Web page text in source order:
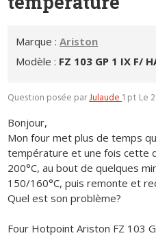
Marque :Ariston
Modèle : FZ 103 GP 1 IX F/
Question posée parJulaude1 pt Le
Bonjour,
Mon four met plus de temps
température et une fois cette
200°C, au bout de quelques
150/160°C, puis remonte et
Quel est son problème?
Four Hotpoint Ariston FZ 103